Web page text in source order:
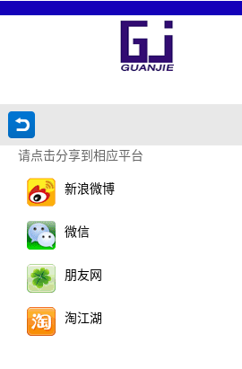
请点击分享到相应平台
新浪微博
微信
朋友网
淘江湖